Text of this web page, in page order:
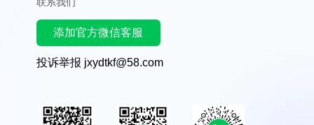
添加官方微信客服
投诉举报 jxydtkf@58.com